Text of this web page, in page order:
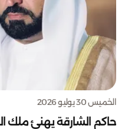
الخميس 30 يوليو 2026
حاكم الشارقة يهنئ ملك